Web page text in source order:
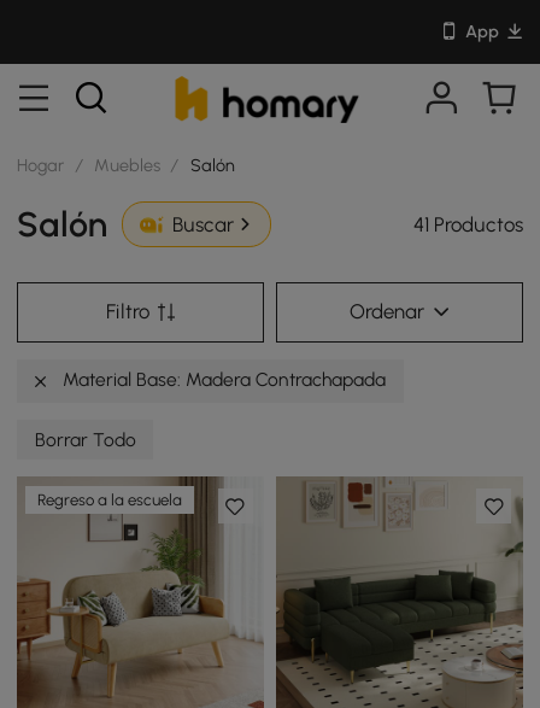
App
Hogar / Muebles / Salón
Salón Buscar 41 Productos
Filtro Ordenar
Material Base: Madera Contrachapada
Borrar Todo
Regreso a la escuela